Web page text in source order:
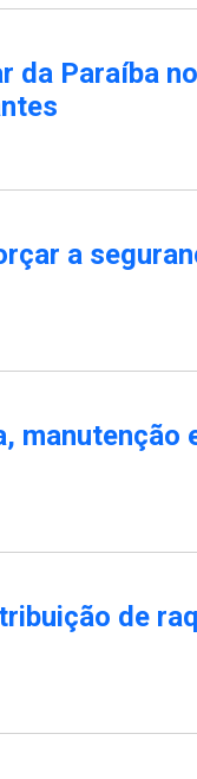
da Paraíba
a
manutenção
de